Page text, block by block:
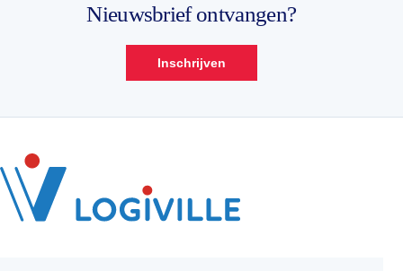
Nieuwsbrief ontvangen?
Inschrijven